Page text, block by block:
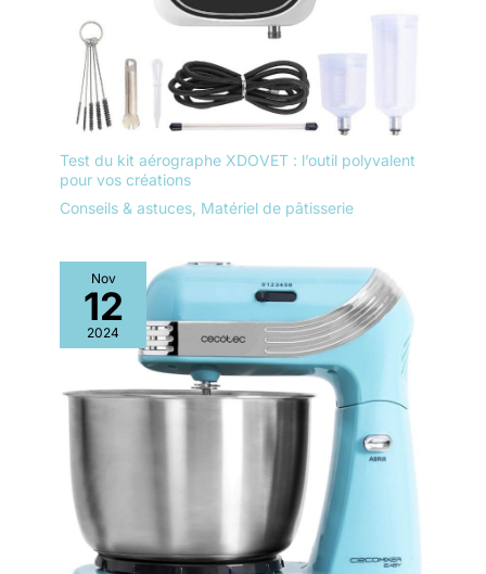
Test du kit aérographe XDOVET : l’outil polyvalent
pour vos créations
Conseils & astuces Matériel de pâtisserie
Nov
12
2024